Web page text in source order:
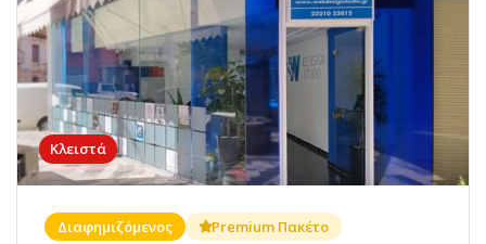
Κλειστά
Διαφημιζόμενος Premium Πακέτο